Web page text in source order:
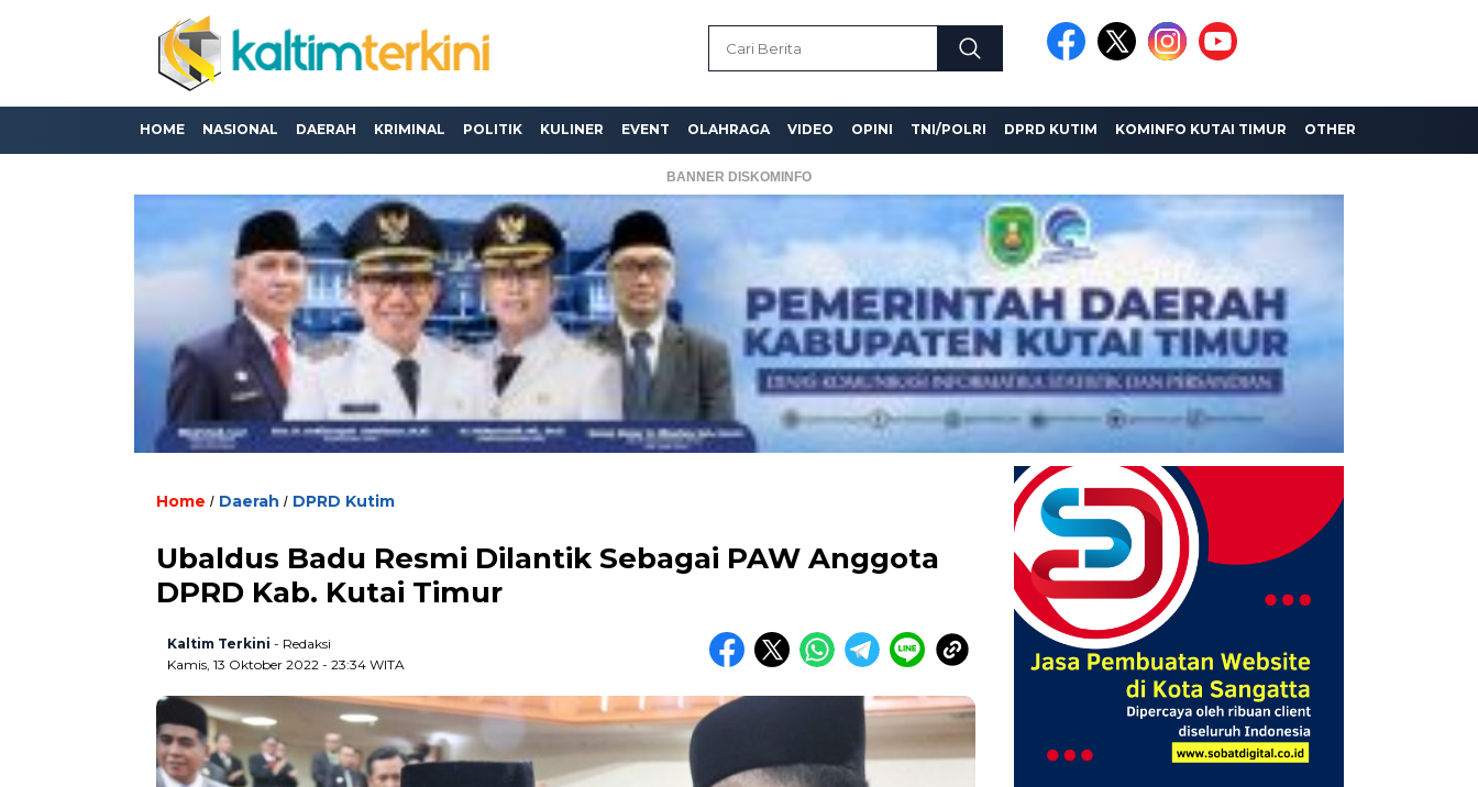
HOME NASIONAL DAERAH KRIMINAL POLITIK KULINER EVENT OLAHRAGA VIDEO OPINI TNI/POLRI DPRD KUTIM KOMINFO KUTAI TIMUR OTHER
BANNER DISKOMINFO
Home / Daerah / DPRD Kutim
Ubaldus Badu Resmi Dilantik Sebagai PAW Anggota
DPRD Kab. Kutai Timur
Kaltim Terkini - Redaksi
Kamis, 13 Oktober 2022 - 23:34 WITA